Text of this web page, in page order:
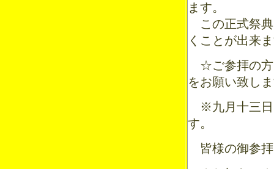
ます。
この正式祭典
くことが出来
☆ご参拝の方
をお願い致し
※九月十三日
す。
皆様の御参拝